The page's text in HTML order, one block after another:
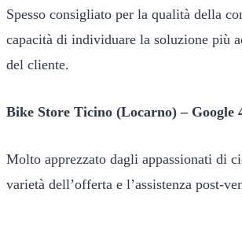
Spesso consigliato per la qualità della
capacità di individuare la soluzione più
del cliente.
Bike Store Ticino (Locarno) – Google
Molto apprezzato dagli appassionati di
varietà dell’offerta e l’assistenza post-